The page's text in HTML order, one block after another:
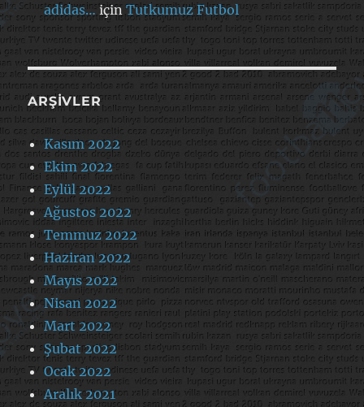
adidas…içinTutkumuz Futbol
ARŞIVLER
Kasım 2022
Ekim 2022
Eylül 2022
Ağustos 2022
Temmuz 2022
Haziran 2022
Mayıs 2022
Nisan 2022
Mart 2022
Şubat 2022
Ocak 2022
Aralık 2021